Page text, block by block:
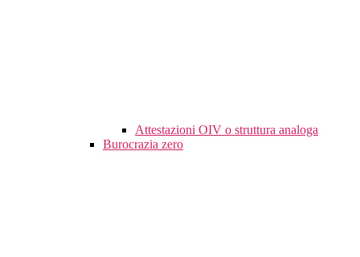
Attestazioni OIV o struttura analoga
Burocrazia zero